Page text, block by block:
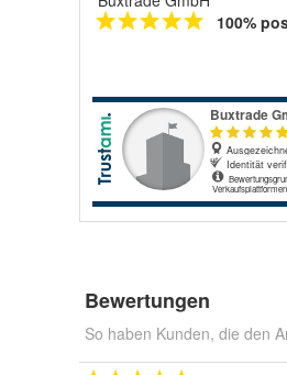
100%
Bewertungen
So haben Kunden, die den